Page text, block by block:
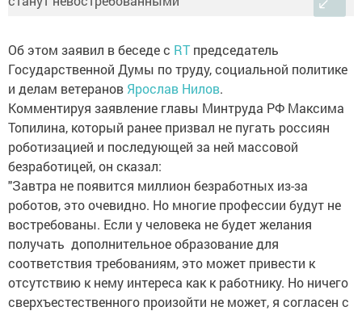
Об этом заявил в беседе с RT председатель
Государственной Думы по труду, социальной политике
и делам ветеранов Ярослав Нилов.
Комментируя заявление главы Минтруда РФ Максима
Топилина, который ранее призвал не пугать россиян
роботизацией и последующей за ней массовой
безработицей, он сказал:
"Завтра не появится миллион безработных из-за
роботов, это очевидно. Но многие профессии будут не
востребованы. Если у человека не будет желания
получать дополнительное образование для
соответствия требованиям, это может привести к
отсутствию к нему интереса как к работнику. Но ничего
сверхъестественного произойти не может, я согласен с